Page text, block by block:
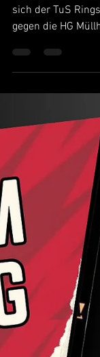
🔽 In einem
gegen die HG
Nahezu...